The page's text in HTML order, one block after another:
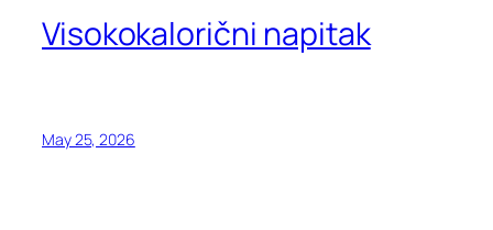
Visokokalorični napitak
May 25, 2026